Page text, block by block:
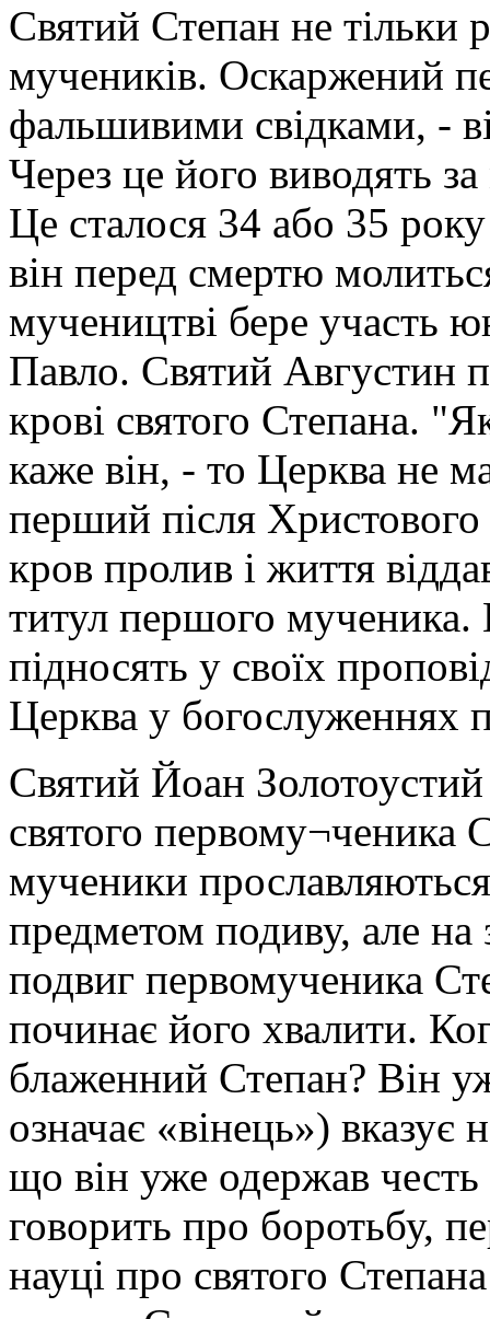
Святий Степан не тільки
мучеників. Оскаржений
фальшивими свідками, -
Через це його виводять
Це сталося 34 або 35
він перед смертю
мучеництві бере участь
Павло. Святий Августин
крові святого Степана.
каже він, - то Церква не
перший після Христового
кров пролив і життя
титул першого мученика.
підносять у своїх
Церква у богослуженнях
Святий Йоан
святого первому¬ченика
мученики
предметом подиву, але
подвиг первомученика
починає його хвалити.
блаженний Степан? Він
означає «вінець») вказує
що він уже одержав
говорить про боротьбу,
науці про святого